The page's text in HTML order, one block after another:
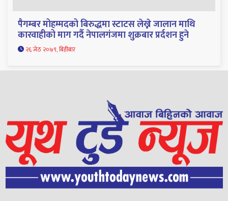
पैगम्बर मोहम्मदको बिरुद्धमा स्टाटस लेख्ने जालान माथि
कारवाहीको माग गर्दै नेपालगंजमा शुक्रबार प्रर्दशन हुने
२६ जेठ २०७९, बिहीबार